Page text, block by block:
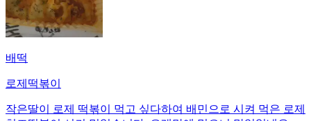
배떡
로제떡볶이
작은딸이 로제 떡볶이 먹고 싶다하여 배민으로 시켜 먹은 로제